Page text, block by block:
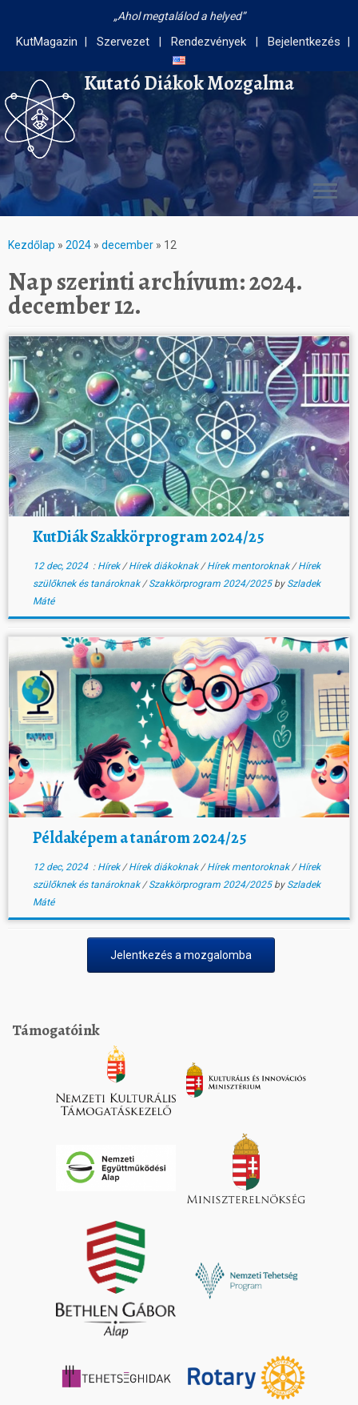
Ahol megtalálod a helyed
KutMagazin Szervezet Rendezvények Bejelentkezés
Kutató Diákok Mozgalma
Kezdőlap » 2024 » december » 12
Nap szerinti archívum:2024.
december 12.
KutDiák Szakkörprogram 2024/25
12 dec, 2024: Hírek/Hírek diákoknak/Hírek mentoroknak/Hírek
szülőknek és tanároknak/Szakkörprogram 2024/2025 by Szladek
Máté
Példaképem a tanárom 2024/25
12 dec, 2024: Hírek/Hírek diákoknak/Hírek mentoroknak/Hírek
szülőknek és tanároknak/Szakkörprogram 2024/2025 by Szladek
Máté
Jelentkezés a mozgalomba
Támogatóink